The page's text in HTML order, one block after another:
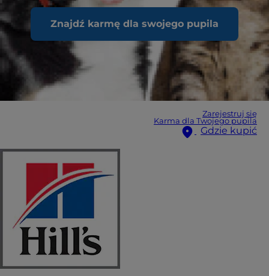
Znajdź karmę dla swojego pupila
Zarejestruj się
Karma dla Twojego pupila
Gdzie kupić